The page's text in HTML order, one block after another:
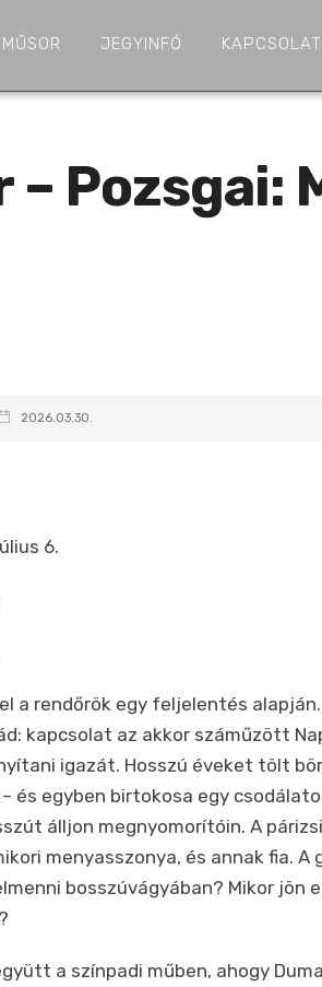
MŰSOR JEGYINFÓ KAPCSOLAT
– Pozsgai:
2026.03.30.
6.
a rendőrök egy feljelentés
kapcsolat az akkor száműzött
igazát. Hosszú éveket tölt
egyben birtokosa egy
álljon megnyomorítóin. A
menyasszonya, és annak fia. A
bosszúvágyában? Mikor jön
a színpadi műben, ahogy